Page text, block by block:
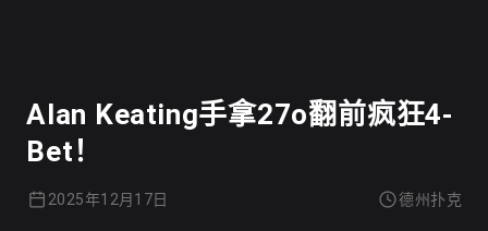
Alan Keating手拿27o翻前疯狂4-
Bet！
2025年12月17日 德州扑克